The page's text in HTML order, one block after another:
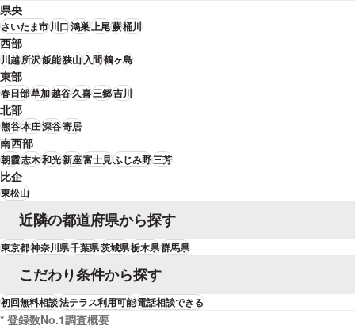
賠償することで示談が成立した。そして翌月末、本件は不起訴処分となり終
結した。
県央
さいたま市川口鴻巣上尾蕨桶川
西部
川越所沢飯能狭山入間鶴ヶ島
東部
春日部草加越谷久喜三郷吉川
北部
熊谷本庄深谷寄居
南西部
朝霞志木和光新座富士見ふじみ野三芳
比企
東松山
近隣の都道府県から探す
東京都神奈川県千葉県茨城県栃木県群馬県
こだわり条件から探す
初回無料相談法テラス利用可能電話相談できる
* 登録数No.1調査概要